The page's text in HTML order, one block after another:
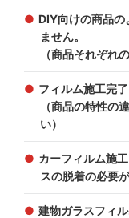
DIY向けの商品の
ません。
（商品それぞれ
フィルム施工完
（商品の特性の
い）
カーフィルム施
スの脱着の必要
建物ガラスフィ